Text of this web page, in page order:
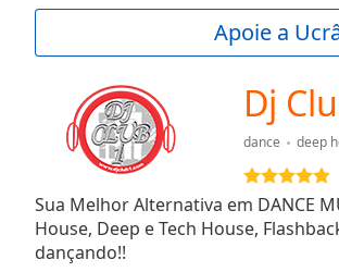
Current
TypeLIVE
Seek to
live,
currently
Apoie a
Dj
dance
deep
Sua Melhor Alternativa em DANCE
House, Deep e Tech House,
dançando!!